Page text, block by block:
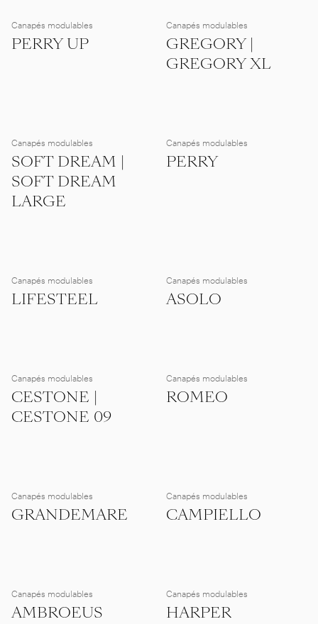
Canapés modulables
PERRY UP
Canapés modulables
GREGORY |
GREGORY XL
Canapés modulables
SOFT DREAM |
SOFT DREAM
LARGE
Canapés modulables
PERRY
Canapés modulables
LIFESTEEL
Canapés modulables
ASOLO
Canapés modulables
CESTONE |
CESTONE 09
Canapés modulables
ROMEO
Canapés modulables
GRANDEMARE
Canapés modulables
CAMPIELLO
Canapés modulables
AMBROEUS
Canapés modulables
HARPER